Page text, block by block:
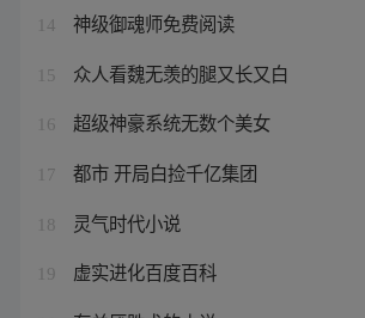
14 神级御魂师免费阅读
15 众人看魏无羡的腿又长又白
16 超级神豪系统无数个美女
17 都市 开局白捡千亿集团
18 灵气时代小说
19 虚实进化百度百科